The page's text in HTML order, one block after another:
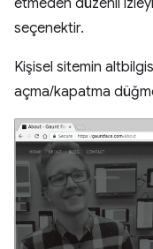
etmeden düzenli
seçenektir.
Kişisel sitemin
açma/kapatma